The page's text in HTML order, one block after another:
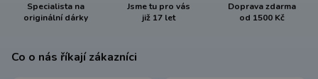
Specialista na
originální dárky
Jsme tu pro vás
již 17 let
Doprava zdarma
od 1500 Kč
Co o nás říkají zákazníci